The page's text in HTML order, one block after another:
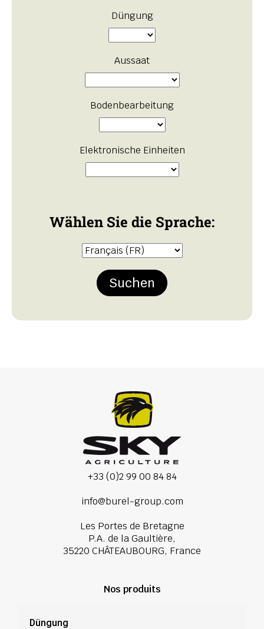
Düngung
Aussaat
Bodenbearbeitung
Elektronische Einheiten
Wählen Sie die Sprache:
Suchen
+33 (0)2 99 00 84 84
info@burel-group.com
Les Portes de Bretagne
P.A. de la Gaultière,
35220 CHÂTEAUBOURG, France
Nos produits
Düngung